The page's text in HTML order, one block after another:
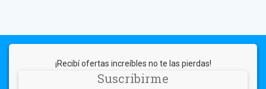
¡Recibí ofertas increíbles no te las pierdas!
Suscribirme